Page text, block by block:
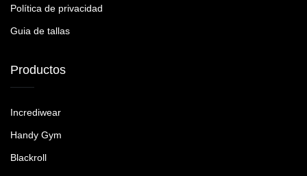
Política de privacidad
Guia de tallas
Productos
Incrediwear
Handy Gym
Blackroll